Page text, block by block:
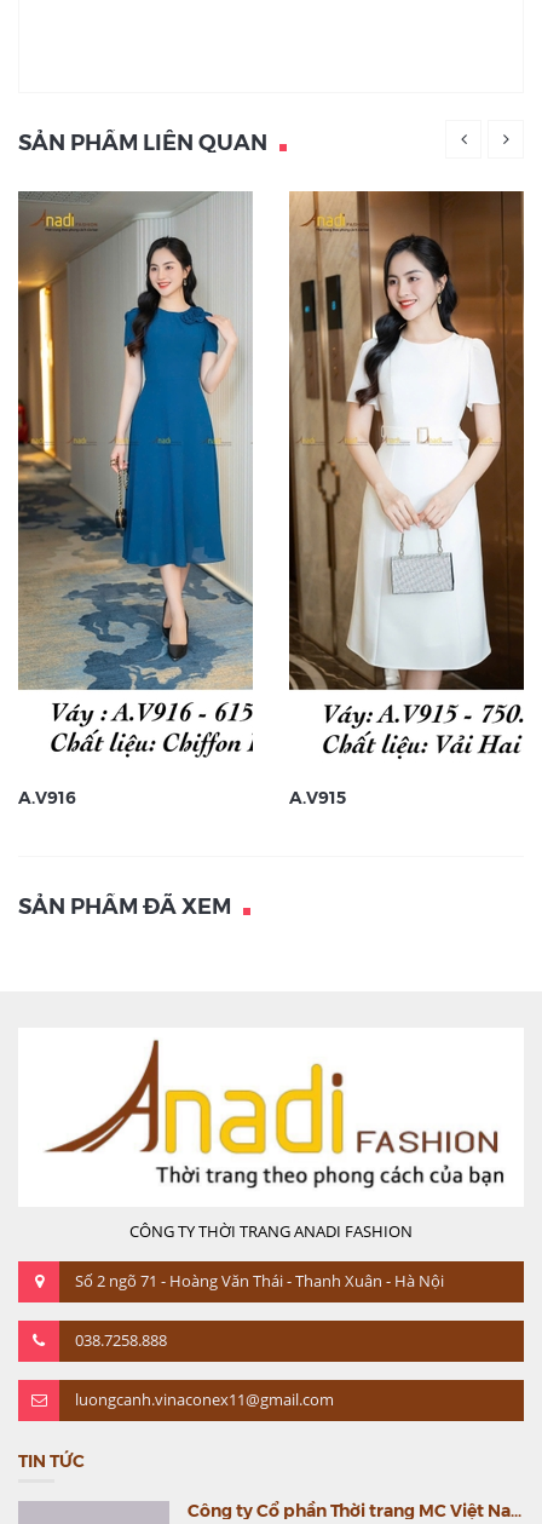
SẢN PHẨM LIÊN QUAN
A.V916 A.V915
SẢN PHẨM ĐÃ XEM
CÔNG TY THỜI TRANG ANADI FASHION
Số 2 ngõ 71 - Hoàng Văn Thái - Thanh Xuân - Hà Nội
038.7258.888
luongcanh.vinaconex11@gmail.com
TIN TỨC
Công ty Cổ phần Thời trang MC Việt Nam (MC Fashion) tổ chức Gala mừng sinh nhật lần thứ 9